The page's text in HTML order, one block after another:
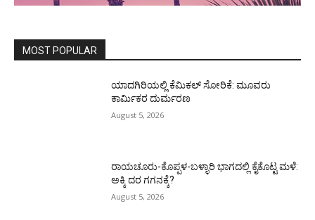
MOST POPULAR
ಯಾದಗಿರಿಯಲ್ಲಿ ಕೆಮಿಕಲ್ ಸೋರಿಕೆ: ಮೂವರು
ಕಾರ್ಮಿಕರ ದುರ್ಮರಣ
August 5, 2026
ರಾಯಚೂರು-ಕೊಪ್ಪಳ-ಬಳ್ಳಾರಿ ಭಾಗದಲ್ಲಿ ಕೈಕೊಟ್ಟ ಮಳೆ:
ಅಕ್ಕಿ ದರ ಗಗನಕ್ಕೆ?
August 5, 2026